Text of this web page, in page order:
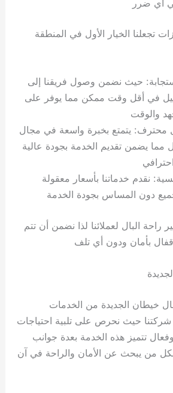
أي ضرر
تجعلنا الخيار الأول في المنطقة
حيث نضمن وصول فريقنا إلى
في أقل وقت ممكن مما يوفر على
والوقت
محترف: يتمتع بخبرة واسعة في مجال
مما يضمن تقديم الخدمة بجودة عالية
نقدم خدماتنا بأسعار معقولة
دون المساس بجودة الخدمة
راحة البال لعملائنا لذا نضمن أن تتم
بأمان ودون أي تلف
خيطان الجديدة من الخدمات
شركتنا حيث نحرص على تلبية احتياجات
تتميز هذه الخدمة بعدة جوانب
لكل من يبحث عن الأمان والراحة في آن